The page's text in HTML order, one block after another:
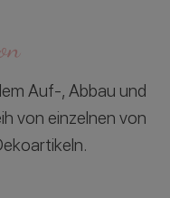
Auf-, Abbau und
von einzelnen von